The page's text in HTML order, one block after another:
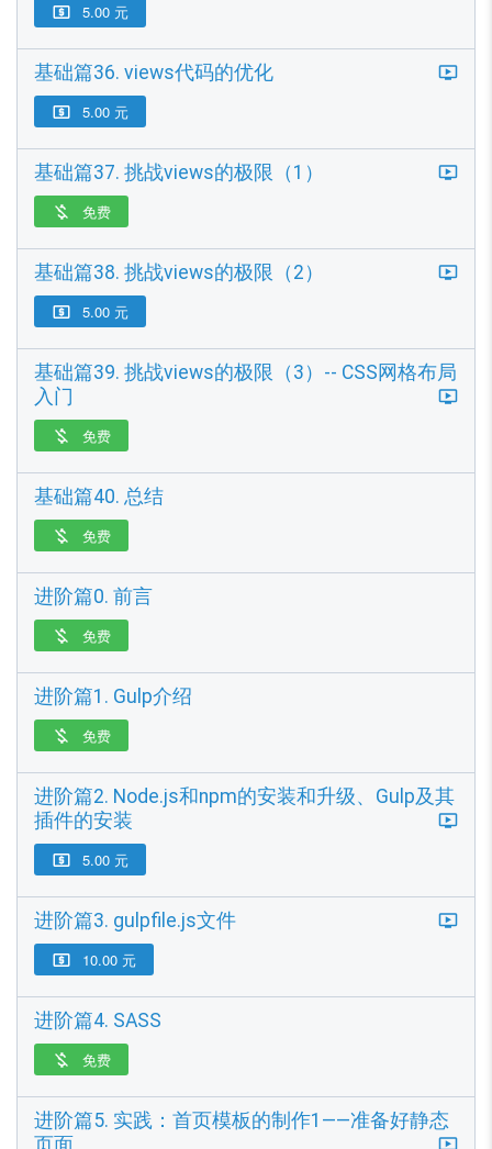
 5.00 元
基础篇36. views代码的优化
 5.00 元
基础篇37. 挑战views的极限（1）
 免费
基础篇38. 挑战views的极限（2）
 5.00 元
基础篇39. 挑战views的极限（3）-- CSS网格布局
入门
 免费
基础篇40. 总结
 免费
进阶篇0. 前言
 免费
进阶篇1. Gulp介绍
 免费
进阶篇2. Node.js和npm的安装和升级、Gulp及其
插件的安装
 5.00 元
进阶篇3. gulpfile.js文件
 10.00 元
进阶篇4. SASS
 免费
进阶篇5. 实践：首页模板的制作1——准备好静态